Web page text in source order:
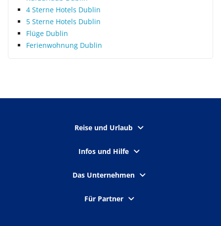
4 Sterne Hotels Dublin
5 Sterne Hotels Dublin
Flüge Dublin
Ferienwohnung Dublin
Reise und Urlaub
Infos und Hilfe
Das Unternehmen
Für Partner